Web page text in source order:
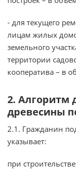
- для текущего
лицам жилых
земельного
территории
кооператива – в
2. Алгоритм
древесины
2.1. Гражданин
указывает:
при